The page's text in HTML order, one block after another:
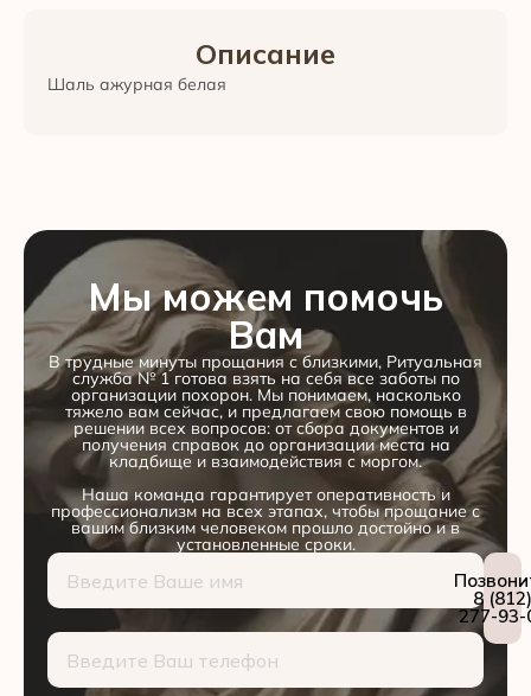
Описание
Шаль ажурная белая
Мы можем помочь
Вам
В трудные минуты прощания с близкими, Ритуальная
служба № 1 готова взять на себя все заботы по
организации похорон. Мы понимаем, насколько
тяжело вам сейчас, и предлагаем свою помощь в
решении всех вопросов: от сбора документов и
получения справок до организации места на
кладбище и взаимодействия с моргом.
Наша команда гарантирует оперативность и
профессионализм на всех этапах, чтобы прощание с
вашим близким человеком прошло достойно и в
установленные сроки.
8 (812)
277-93-